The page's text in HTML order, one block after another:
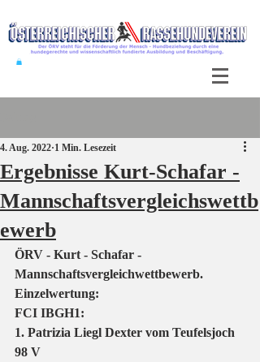
Ergebnisse Kurt-Schafar -
Mannschaftsvergleichswettb
ewerb
4. Aug. 2022 1 Min. Lesezeit
ÖRV - Kurt - Schafar -
Mannschaftsvergleichwettbewerb.
Einzelwertung:
FCI IBGH1:
1. Patrizia Liegl Dexter vom Teufelsjoch
98 V